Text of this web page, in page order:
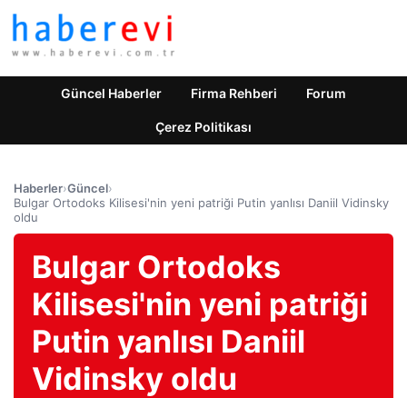
Güncel Haberler Firma Rehberi Forum
Çerez Politikası
Haberler›Güncel›
Bulgar Ortodoks Kilisesi'nin yeni patriği Putin yanlısı Daniil Vidinsky
oldu
Bulgar Ortodoks
Kilisesi'nin yeni patriği
Putin yanlısı Daniil
Vidinsky oldu